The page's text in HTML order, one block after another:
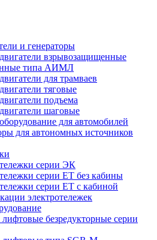
и генераторы
взрывозащищенные
типа АИМЛ
для трамваев
тяговые
подъема
шаговые
для автомобилей
для автономных источников
серии ЭК
серии ЕТ без кабины
серии ЕТ с кабиной
электротележек
безредукторные серии